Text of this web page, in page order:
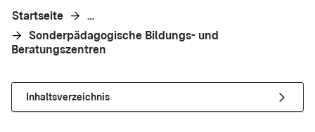
Startseite …
Sonderpädagogische Bildungs- und
Beratungszentren
Inhaltsverzeichnis